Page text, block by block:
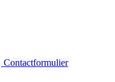
Contactformulier